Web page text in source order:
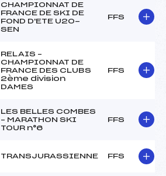
CHAMPIONNAT DE
FRANCE DE SKI DE
FOND D'ETE U20-
SEN
FFS
RELAIS –
CHAMPIONNAT DE
FRANCE DES CLUBS
2ème division
DAMES
FFS
LES BELLES COMBES
– MARATHON SKI
TOUR n°6
FFS
TRANSJURASSIENNE FFS